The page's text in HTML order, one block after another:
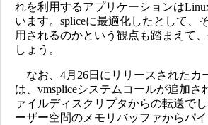
れを利用するアプリケーションは
います。spliceに最適化したとして、
用されるのかという観点も踏まえて
しょう。
なお、4月26日にリリースされたカ
は、vmspliceシステムコールが追加さ
ァイルディスクリプタからの転送で
ーザー空間のメモリバッファからパ